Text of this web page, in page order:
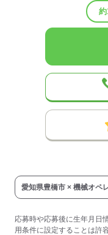
メーカー関連
金属部品加工
愛知県豊橋市 × 機械オペ
応募時や応募後に生年月日
用条件に設定することは許